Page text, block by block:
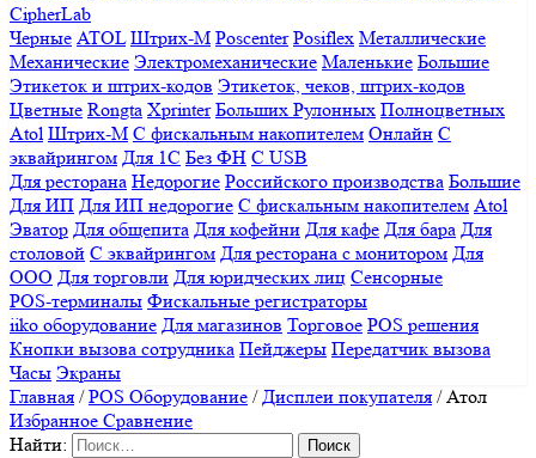
CipherLab
Черные ATOL Штрих-М Poscenter Posiflex Металлические
Механические Электромеханические Маленькие Большие
Этикеток и штрих-кодов Этикеток, чеков, штрих-кодов
Цветные Rongta Xprinter Больших Рулонных Полноцветных
Atol Штрих-М С фискальным накопителем Онлайн С
эквайрингом Для 1С Без ФН С USB
Для ресторана Недорогие Российского производства Большие
Для ИП Для ИП недорогие С фискальным накопителем Atol
Эватор Для общепита Для кофейни Для кафе Для бара Для
столовой С эквайрингом Для ресторана с монитором Для
ООО Для торговли Для юридческих лиц Сенсорные
POS-терминалы Фискальные регистраторы
iiko оборудование Для магазинов Торговое POS решения
Кнопки вызова сотрудника Пейджеры Передатчик вызова
Часы Экраны
Главная /POS Оборудование /Дисплеи покупателя /Атол
Избранное Сравнение
Найти: